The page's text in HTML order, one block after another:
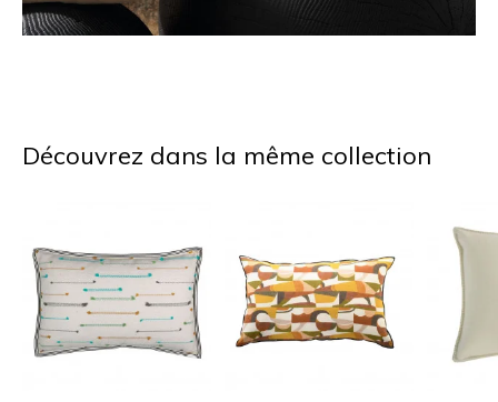
Découvrez dans la même collection